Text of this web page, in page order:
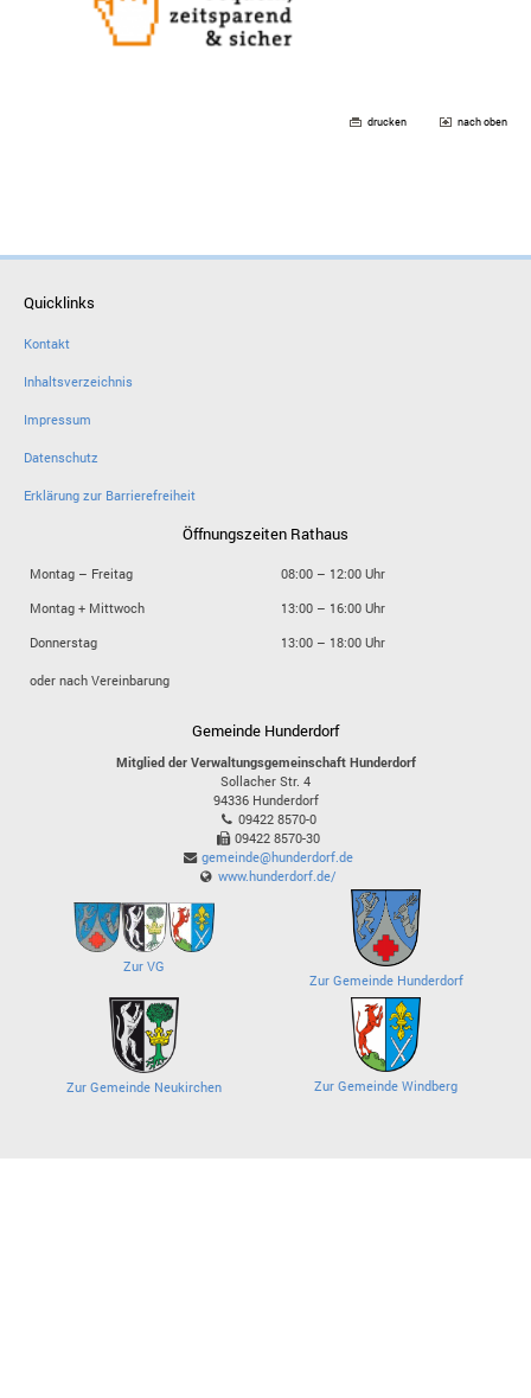
drucken nach oben
Quicklinks
Kontakt
Inhaltsverzeichnis
Impressum
Datenschutz
Erklärung zur Barrierefreiheit
Öffnungszeiten Rathaus
Montag – Freitag
08:00 – 12:00 Uhr
Montag + Mittwoch
13:00 – 16:00 Uhr
Donnerstag
13:00 – 18:00 Uhr
oder nach Vereinbarung
Gemeinde Hunderdorf
Mitglied der Verwaltungsgemeinschaft Hunderdorf
Sollacher Str. 4
94336 Hunderdorf
09422 8570-0
09422 8570-30
gemeinde@hunderdorf.de
www.hunderdorf.de/
Zur VG
Zur Gemeinde Hunderdorf
Zur Gemeinde Neukirchen Zur Gemeinde Windberg